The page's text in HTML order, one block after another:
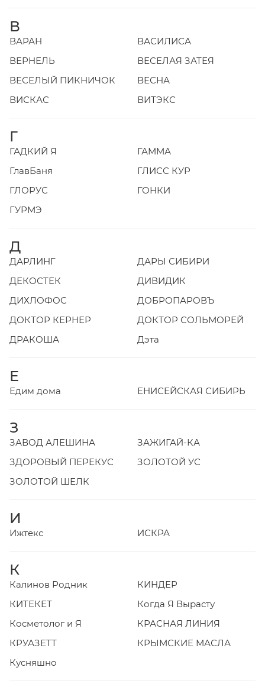
В
ВАРАН
ВАСИЛИСА
ВЕРНЕЛЬ
ВЕСЕЛАЯ ЗАТЕЯ
ВЕСЕЛЫЙ ПИКНИЧОК
ВЕСНА
ВИСКАС
ВИТЭКС
Г
ГАДКИЙ Я
ГАММА
ГлавБаня
ГЛИСС КУР
ГЛОРУС
ГОНКИ
ГУРМЭ
Д
ДАРЛИНГ
ДАРЫ СИБИРИ
ДЕКОСТЕК
ДИВИДИК
ДИХЛОФОС
ДОБРОПАРОВЪ
ДОКТОР КЕРНЕР
ДОКТОР СОЛЬМОРЕЙ
ДРАКОША
Дэта
Е
Едим дома ЕНИСЕЙСКАЯ СИБИРЬ
З
ЗАВОД АЛЕШИНА
ЗАЖИГАЙ-КА
ЗДОРОВЫЙ ПЕРЕКУС
ЗОЛОТОЙ УС
ЗОЛОТОЙ ШЕЛК
И
Ижтекс ИСКРА
К
Калинов Родник
КИНДЕР
КИТЕКЕТ
Когда Я Вырасту
Косметолог и Я
КРАСНАЯ ЛИНИЯ
КРУАЗЕТТ
КРЫМСКИЕ МАСЛА
Кусняшно